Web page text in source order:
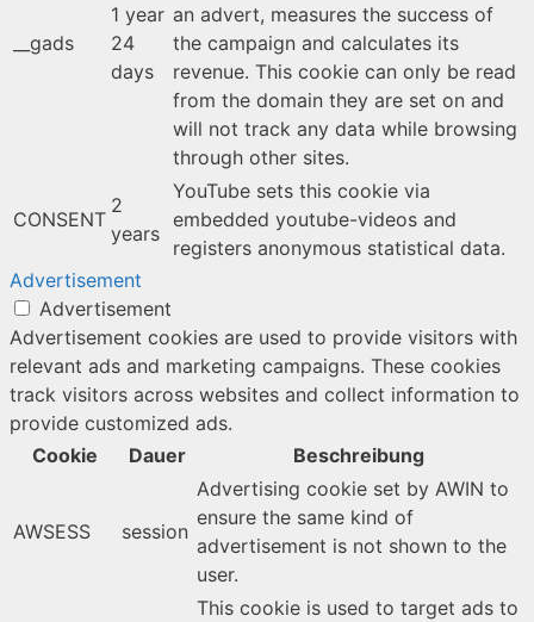
__gads
1 year
24
days
an advert, measures the success of
the campaign and calculates its
revenue. This cookie can only be read
from the domain they are set on and
will not track any data while browsing
through other sites.
CONSENT
2
years
YouTube sets this cookie via
embedded youtube-videos and
registers anonymous statistical data.
Advertisement
Advertisement
Advertisement cookies are used to provide visitors with
relevant ads and marketing campaigns. These cookies
track visitors across websites and collect information to
provide customized ads.
Cookie
Dauer Beschreibung
AWSESS session
Advertising cookie set by AWIN to
ensure the same kind of
advertisement is not shown to the
user.
This cookie is used to target ads to